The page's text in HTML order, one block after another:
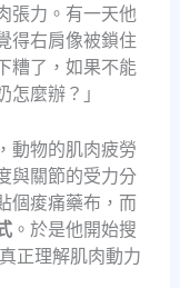
張力。有一天他
得右肩像被鎖住
糟了，如果不能
麼辦？」
動物的肌肉疲勞
與關節的受力分
個痠痛藥布，而
。於是他開始搜
正理解肌肉動力